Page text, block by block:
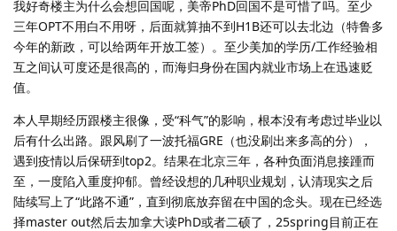
我好奇楼主为什么会想回国呢，美帝PhD回国不是可惜了吗。至少
三年OPT不用白不用呀，后面就算抽不到H1B还可以去北边（特鲁多
今年的新政，可以给两年开放工签）。至少美加的学历/工作经验相
互之间认可度还是很高的，而海归身份在国内就业市场上在迅速贬
值。
本人早期经历跟楼主很像，受“科气”的影响，根本没有考虑过毕业以
后有什么出路。跟风刷了一波托福GRE（也没刷出来多高的分），
遇到疫情以后保研到top2。结果在北京三年，各种负面消息接踵而
至，一度陷入重度抑郁。曾经设想的几种职业规划，认清现实之后
陆续写上了“此路不通”，直到彻底放弃留在中国的念头。现在已经选
择master out然后去加拿大读PhD或者二硕了，25spring目前正在